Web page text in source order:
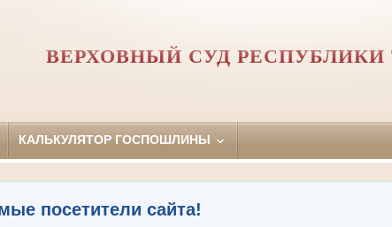
ВЕРХОВНЫЙ СУД РЕСПУБЛИКИ
КАЛЬКУЛЯТОР ГОСПОШЛИНЫ
посетители сайта!